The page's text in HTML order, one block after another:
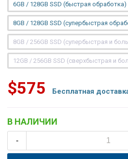
6GB / 128GB SSD (быстрая
8GB / 128GB SSD (супербыстрая
8GB / 256GB SSD (супербыстрая и
12GB / 256GB SSD (сверхбыстрая и
$575 Бесплатная
В НАЛИЧИИ
-